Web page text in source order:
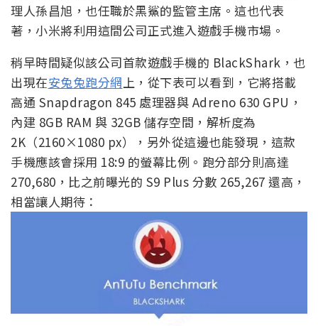
理人孫昌旭，也任職於黑鯊的監管主席。這也代表
著，小米將利用這間公司正式進入遊戲手機市場。
稍早時間疑似該公司首款遊戲手機的 BlackShark，也
出現在安兔兔跑分網 上，從下表可以看到，它將搭載
高通 Snapdragon 845 處理器與 Adreno 630 GPU，
內建 8GB RAM 與 32GB 儲存空間，解析度為
2K（2160×1080 px），另外從這邊也能發現，這款
手機應該會採用 18:9 的螢幕比例。跑分部分則高達
270,680，比之前曝光的 S9 Plus 分數 265,267 還高，
相當讓人期待：